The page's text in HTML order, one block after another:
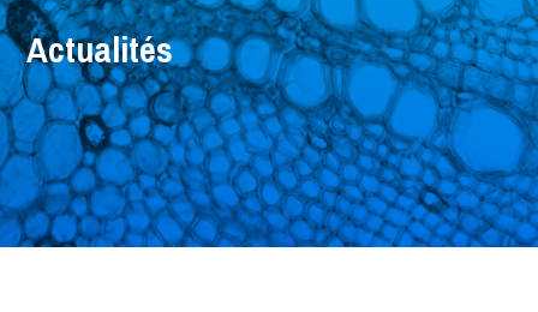
Actualités